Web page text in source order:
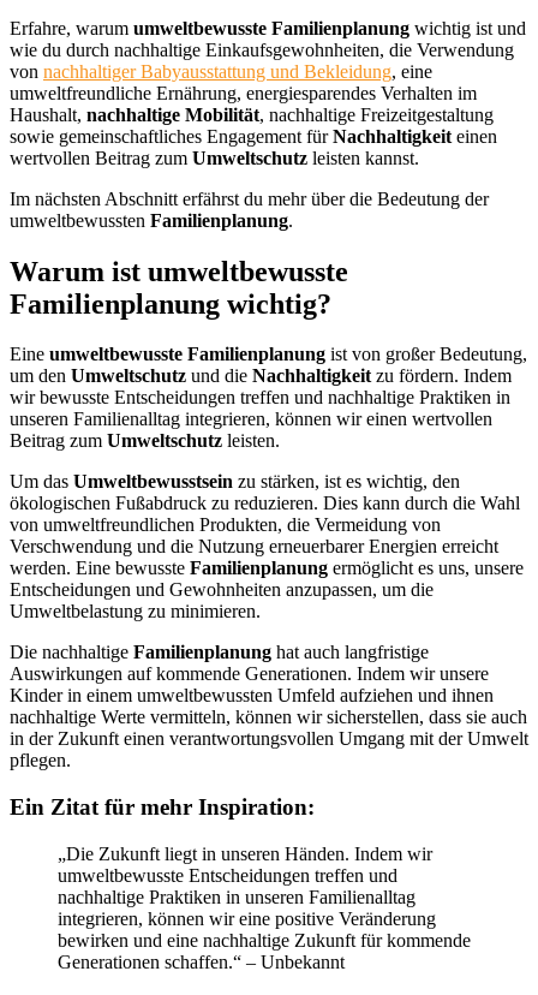
Erfahre, warum umweltbewusste Familienplanung wichtig ist und
wie du durch nachhaltige Einkaufsgewohnheiten, die Verwendung
von nachhaltiger Babyausstattung und Bekleidung, eine
umweltfreundliche Ernährung, energiesparendes Verhalten im
Haushalt, nachhaltige Mobilität, nachhaltige Freizeitgestaltung
sowie gemeinschaftliches Engagement fürNachhaltigkeit einen
wertvollen Beitrag zum Umweltschutz leisten kannst.
Im nächsten Abschnitt erfährst du mehr über die Bedeutung der
umweltbewussten Familienplanung.
Warum ist umweltbewusste
Familienplanung wichtig?
Eine umweltbewusste Familienplanung ist von großer Bedeutung,
um den Umweltschutz und die Nachhaltigkeitzu fördern. Indem
wir bewusste Entscheidungen treffen und nachhaltige Praktiken in
unseren Familienalltag integrieren, können wir einen wertvollen
Beitrag zum Umweltschutz leisten.
Um das Umweltbewusstsein zu stärken, ist es wichtig, den
ökologischen Fußabdruck zu reduzieren. Dies kann durch die Wahl
von umweltfreundlichen Produkten, die Vermeidung von
Verschwendung und die Nutzung erneuerbarer Energien erreicht
werden. Eine bewusste Familienplanung ermöglicht es uns, unsere
Entscheidungen und Gewohnheiten anzupassen, um die
Umweltbelastung zu minimieren.
Die nachhaltige Familienplanung hat auch langfristige
Auswirkungen auf kommende Generationen. Indem wir unsere
Kinder in einem umweltbewussten Umfeld aufziehen und ihnen
nachhaltige Werte vermitteln, können wir sicherstellen, dass sie auch
in der Zukunft einen verantwortungsvollen Umgang mit der Umwelt
pflegen.
Ein Zitat für mehr Inspiration:
„Die Zukunft liegt in unseren Händen. Indem wir
umweltbewusste Entscheidungen treffen und
nachhaltige Praktiken in unseren Familienalltag
integrieren, können wir eine positive Veränderung
bewirken und eine nachhaltige Zukunft für kommende
Generationen schaffen.“ – Unbekannt